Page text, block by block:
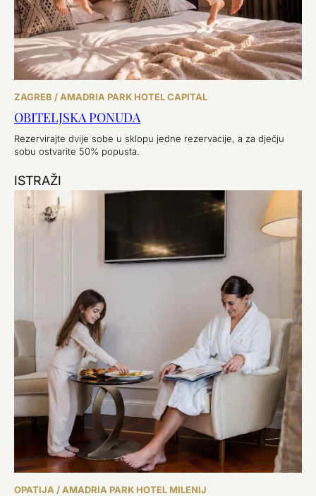
ZAGREB / AMADRIA PARK HOTEL CAPITAL
OBITELJSKA PONUDA
Rezervirajte dvije sobe u sklopu jedne rezervacije, a za dječju
sobu ostvarite 50% popusta.
ISTRAŽI
OPATIJA / AMADRIA PARK HOTEL MILENIJ